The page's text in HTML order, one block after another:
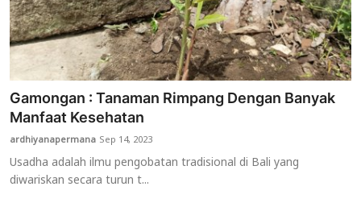
Gamongan : Tanaman Rimpang Dengan Banyak
Manfaat Kesehatan
ardhiyanapermana Sep 14, 2023
Usadha adalah ilmu pengobatan tradisional di Bali yang
diwariskan secara turun t...